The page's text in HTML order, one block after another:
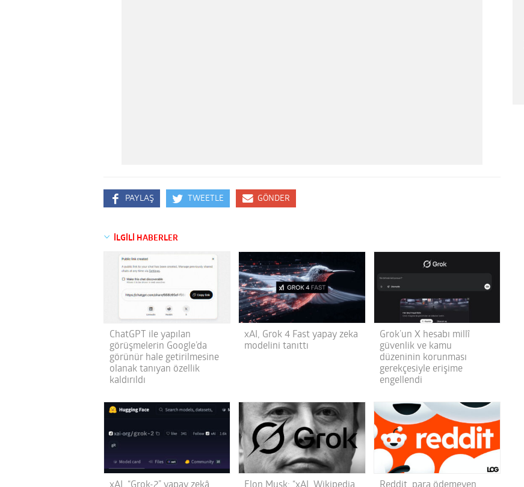
PAYLAŞ TWEETLE GÖNDER
İLGİLİ HABERLER
ChatGPT ile yapılan
görüşmelerin Google’da
görünür hale getirilmesine
olanak tanıyan özellik
kaldırıldı
xAI, Grok 4 Fast yapay zeka
modelini tanıttı
Grok’un X hesabı millî
güvenlik ve kamu
düzeninin korunması
gerekçesiyle erişime
engellendi